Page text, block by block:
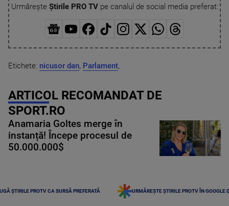
Urmărește Știrile PRO TVpe canalul de social media preferat:
Etichete: nicusor dan, Parlament,
ARTICOL RECOMANDAT DE
SPORT.RO
Anamaria Goltes merge în
instanță! Începe procesul de
50.000.000$
ȘTIRILE PROTV CA SURSĂ PREFERATĂ URMĂREȘTE ȘTIRILE PROTV ÎN GOOGLE